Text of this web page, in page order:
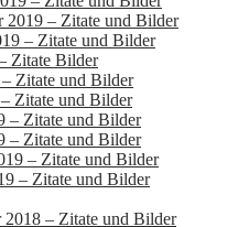
2019 – Zitate und Bilder
– Zitate und Bilder
Zitate Bilder
Zitate und Bilder
Zitate und Bilder
– Zitate und Bilder
– Zitate und Bilder
– Zitate und Bilder
– Zitate und Bilder
2018 – Zitate und Bilder